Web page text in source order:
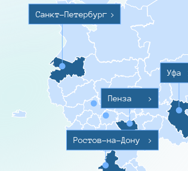
Санкт-Петербург >
Ростов-на-Дону >
Пенза >
Уфа